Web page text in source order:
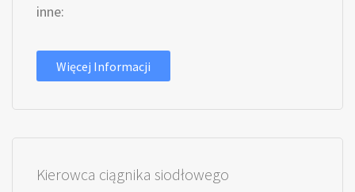
inne:
Więcej Informacji
Kierowca ciągnika siodłowego